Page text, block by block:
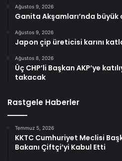
Ağustos 9, 2026
Ganita Akşamları’nda büyük
Ağustos 9, 2026
Japon çip üreticisi karını
Ağustos 8, 2026
Üç CHP’li Başkan AKP’ye
takacak
Rastgele Haberler
Temmuz 5, 2026
KKTC Cumhuriyet Meclisi
Bakanı Çiftçi’yi Kabul Etti